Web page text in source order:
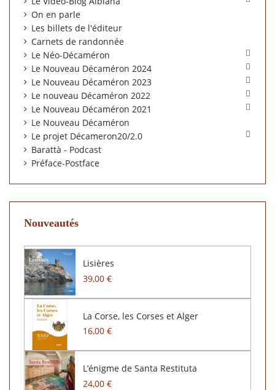
On en parle
Les billets de l'éditeur
Carnets de randonnée
Le Néo-Décaméron

Le Nouveau Décaméron 2024 
Le Nouveau Décaméron 2023 
Le nouveau Décaméron 2022 
Le Nouveau Décaméron 2021 
Le Nouveau Décaméron
Le projet Décameron20/2.0

Barattà - Podcast
Préface-Postface
Nouveautés
Lisières
39,00 €
La Corse, les Corses et Alger
16,00 €
L’énigme de Santa Restituta
24,00 €